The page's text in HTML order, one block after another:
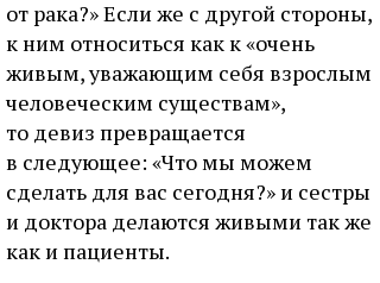
от рака?» Если же с другой стороны,
к ним относиться как к «очень
живым, уважающим себя взрослым
человеческим существам»,
то девиз превращается
в следующее: «Что мы можем
сделать для вас сегодня?» и сестры
и доктора делаются живыми так же
как и пациенты.